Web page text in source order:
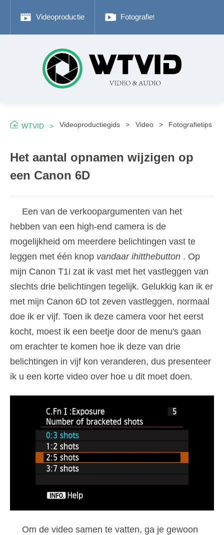
Videoproductie Fotografietips
WTVID Videoproductiegids Video Fotografietips
Het aantal opnamen wijzigen op
een Canon 6D
Een van de verkoopargumenten van het
hebben van een high-end camera is de
mogelijkheid om meerdere belichtingen vast te
leggen met één knop vandaar ihitthebutton . Op
mijn Canon T1i zat ik vast met het vastleggen van
slechts drie belichtingen tegelijk. Gelukkig kan ik er
met mijn Canon 6D tot zeven vastleggen, normaal
doe ik er vijf. Toen ik deze camera voor het eerst
kocht, moest ik een beetje door de menu's gaan
om erachter te komen hoe ik deze van drie
belichtingen in vijf kon veranderen, dus presenteer
ik u een korte video over hoe u dit moet doen.
Om de video samen te vatten, ga je gewoon